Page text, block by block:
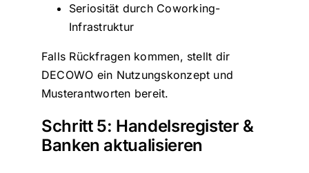
Seriosität durch Coworking-
Infrastruktur
Falls Rückfragen kommen, stellt dir
DECOWO ein Nutzungskonzept und
Musterantworten bereit.
Schritt 5: Handelsregister &
Banken aktualisieren